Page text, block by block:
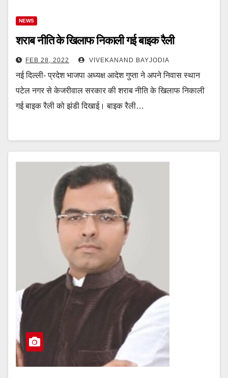
NEWS
शराब नीति के खिलाफ निकाली गई बाइक रैली
FEB 28, 2022 VIVEKANAND BAYJODIA
नई दिल्ली- प्रदेश भाजपा अध्यक्ष आदेश गुप्ता ने अपने निवास स्थान
पटेल नगर से केजरीवाल सरकार की शराब नीति के खिलाफ निकाली
गई बाइक रैली को झंडी दिखाई। बाइक रैली…